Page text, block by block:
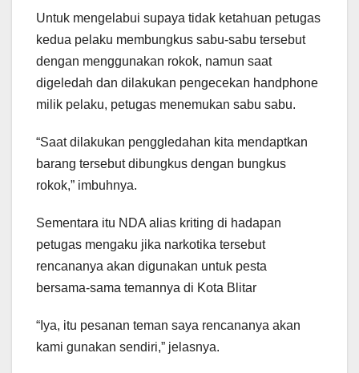
Untuk mengelabui supaya tidak ketahuan petugas
kedua pelaku membungkus sabu-sabu tersebut
dengan menggunakan rokok, namun saat
digeledah dan dilakukan pengecekan handphone
milik pelaku, petugas menemukan sabu sabu.
“Saat dilakukan penggledahan kita mendaptkan
barang tersebut dibungkus dengan bungkus
rokok,” imbuhnya.
Sementara itu NDA alias kriting di hadapan
petugas mengaku jika narkotika tersebut
rencananya akan digunakan untuk pesta
bersama-sama temannya di Kota Blitar
“Iya, itu pesanan teman saya rencananya akan
kami gunakan sendiri,” jelasnya.